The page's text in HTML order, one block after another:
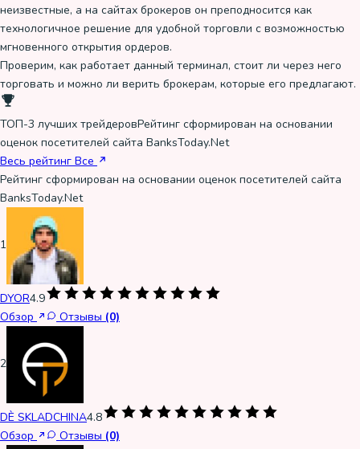
неизвестные, а на сайтах брокеров он преподносится как
технологичное решение для удобной торговли с возможностью
мгновенного открытия ордеров.
Проверим, как работает данный терминал, стоит ли через него
торговать и можно ли верить брокерам, которые его предлагают.
ТОП-3 лучших трейдеровРейтинг сформирован на основании
оценок посетителей сайта BanksToday.Net
Весь рейтинг Все
Рейтинг сформирован на основании оценок посетителей сайта
BanksToday.Net
1
DYOR4.9
Обзор
Отзывы (0)
2
DÈ SKLADCHINA4.8
Обзор
Отзывы (0)